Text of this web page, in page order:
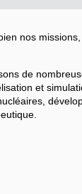
nos
de
et